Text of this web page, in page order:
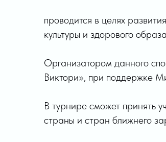
проводится в целях
культуры и здорового
Организатором данного
Виктори», при поддержке
В турнире сможет принять
страны и стран ближнего